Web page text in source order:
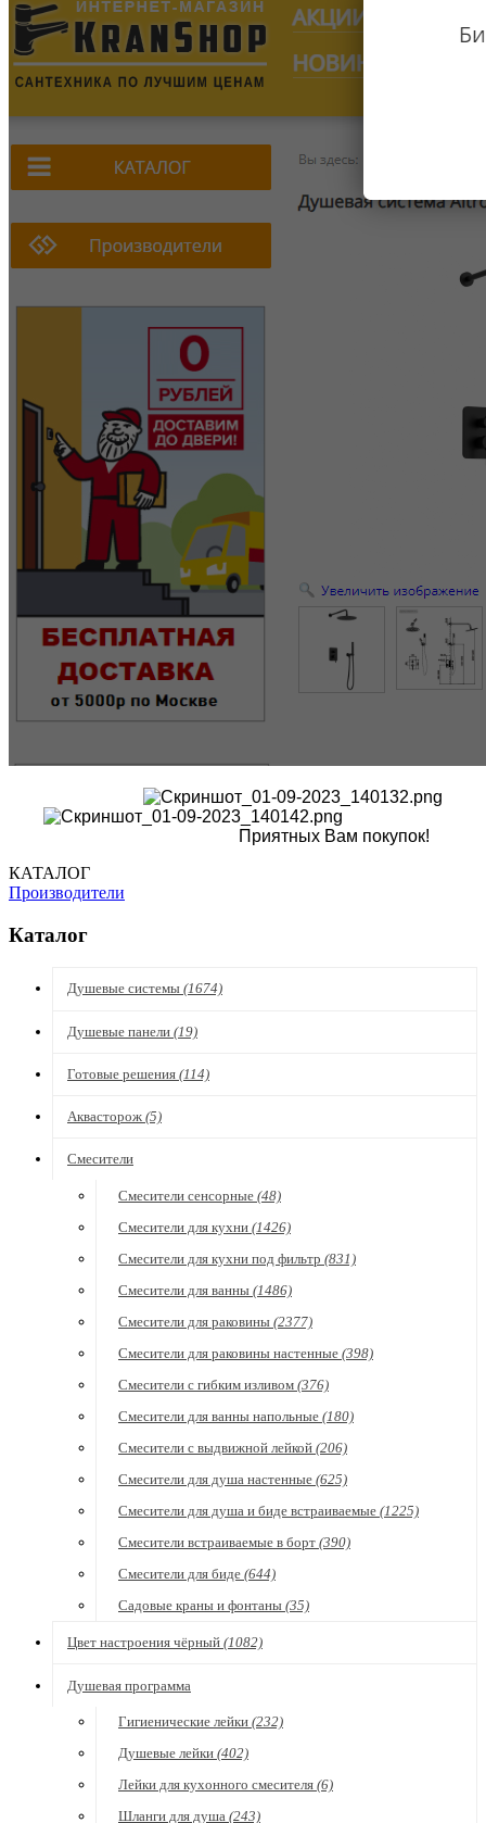
Приятных Вам покупок!
КАТАЛОГ
Производители
Каталог
Душевые системы (1674)
Душевые панели (19)
Готовые решения (114)
Аквасторож (5)
Смесители
Смесители сенсорные (48)
Смесители для кухни (1426)
Смесители для кухни под фильтр (831)
Смесители для ванны (1486)
Смесители для раковины (2377)
Смесители для раковины настенные (398)
Смесители с гибким изливом (376)
Смесители для ванны напольные (180)
Смесители с выдвижной лейкой (206)
Смесители для душа настенные (625)
Смесители для душа и биде встраиваемые (1225)
Смесители встраиваемые в борт (390)
Смесители для биде (644)
Садовые краны и фонтаны (35)
Цвет настроения чёрный (1082)
Душевая программа
Гигиенические лейки (232)
Душевые лейки (402)
Лейки для кухонного смесителя (6)
Шланги для душа (243)